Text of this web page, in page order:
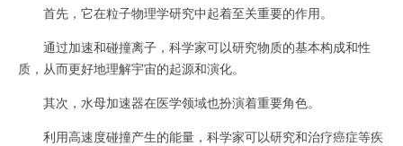
首先，它在粒子物理学研究中起着至关重要的作用。
通过加速和碰撞离子，科学家可以研究物质的基本构成和性
质，从而更好地理解宇宙的起源和演化。
其次，水母加速器在医学领域也扮演着重要角色。
利用高速度碰撞产生的能量，科学家可以研究和治疗癌症等疾